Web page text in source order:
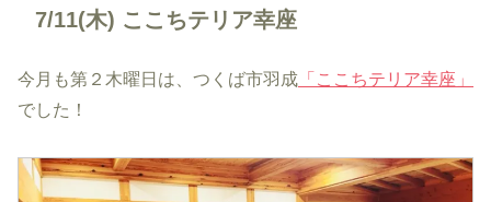
7/11(木) ここちテリア幸座
今月も第２木曜日は、つくば市羽成 「ここちテリア幸座」
でした！